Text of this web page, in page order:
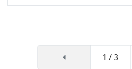
1 / 3